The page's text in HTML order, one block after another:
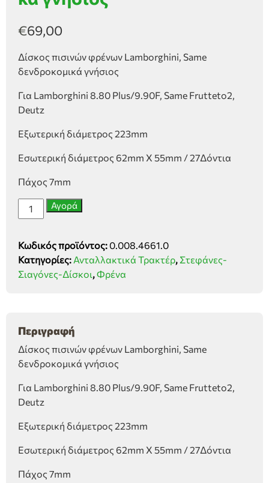
€69,00
Δίσκος πισινών φρένων Lamborghini, Same
δενδροκομικά γνήσιος
Για Lamborghini 8.80 Plus/9.90F, Same Frutteto2,
Deutz
Εξωτερική διάμετρος 223mm
Εσωτερική διάμετρος 62mm X 55mm / 27Δόντια
Πάχος 7mm
Δίσκος
πισινών
Lamborghini,
Same
δενδρ/
Αγορά
Κωδικός προϊόντος: 0.008.4661.0
Κατηγορίες: Ανταλλακτικά Τρακτέρ, Στεφάνες-
Σιαγόνες-Δίσκοι, Φρένα
Περιγραφή
Δίσκος πισινών φρένων Lamborghini, Same
δενδροκομικά γνήσιος
Για Lamborghini 8.80 Plus/9.90F, Same Frutteto2,
Deutz
Εξωτερική διάμετρος 223mm
Εσωτερική διάμετρος 62mm X 55mm / 27Δόντια
Πάχος 7mm